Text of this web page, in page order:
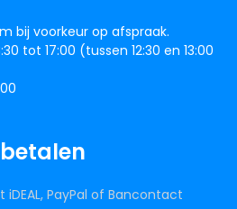
bij voorkeur op afspraak.
tot 17:00 (tussen 12:30 en 13:00
PayPal of Bancontact